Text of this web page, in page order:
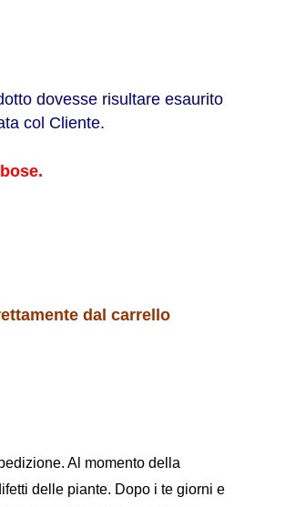
dovesse risultare esaurito
col Cliente.
dal carrello
Al momento della
delle piante. Dopo i te giorni e